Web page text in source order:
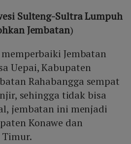
Sulteng-Sultra Lumpuh
Jembatan)
memperbaiki Jembatan
Uepai, Kabupaten
Rahabangga sempat
sehingga tidak bisa
jembatan ini menjadi
Konawe dan
Timur.